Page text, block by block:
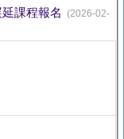
課程報名 (2026-02-